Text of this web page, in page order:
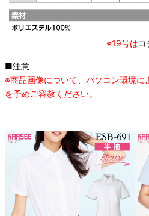
※19号はコ
■注意
※商品画像について、パソコン環境に
を予めご容赦ください。